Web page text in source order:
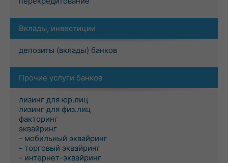
Вклады, инвестиции
депозиты (вклады) банков
Прочие услуги банков
лизинг для юр.лиц
лизинг для физ.лиц
факторинг
эквайринг
- мобильный эквайринг
- торговый эквайринг
- интернет-эквайринг